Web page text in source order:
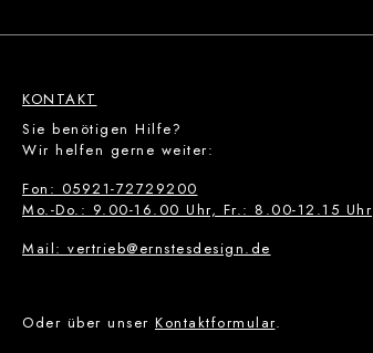
KONTAKT
Sie benötigen Hilfe?
Wir helfen gerne weiter:
Fon: 05921-72729200
Mo.-Do.: 9.00-16.00 Uhr, Fr.: 8.00-12.15 Uhr
Mail: vertrieb@ernstesdesign.de
Oder über unser Kontaktformular.